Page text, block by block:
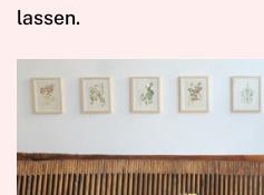
lassen.